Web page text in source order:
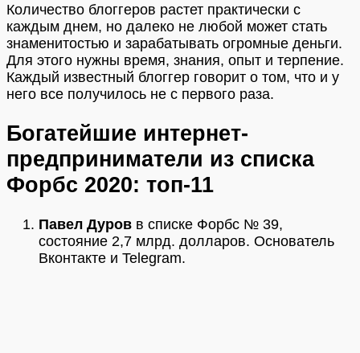
Количество блоггеров растет практически с
каждым днем, но далеко не любой может стать
знаменитостью и зарабатывать огромные деньги.
Для этого нужны время, знания, опыт и терпение.
Каждый известный блоггер говорит о том, что и у
него все получилось не с первого раза.
Богатейшие интернет-
предприниматели из списка
Форбс 2020: топ-11
Павел Дуров в списке Форбс № 39,
состояние 2,7 млрд. долларов. Основатель
Вконтакте и Telegram.